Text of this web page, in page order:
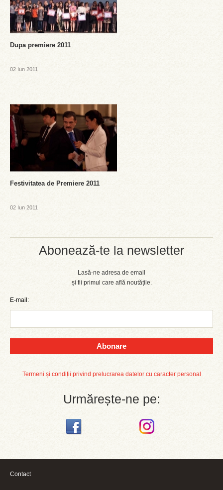
Abonează-te la newsletter
Lasă-ne adresa de email
și fii primul care află noutățile.
E-mail:
Abonare
Termeni și condiții privind prelucrarea datelor cu caracter personal
Urmărește-ne pe:
Dupa premiere 2011
02 Iun 2011
Festivitatea de Premiere 2011
02 Iun 2011
Contact